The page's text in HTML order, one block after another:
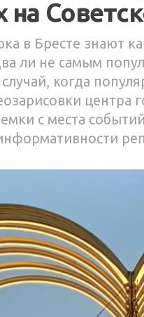
на
в Бресте знают
ли не самым
когда
центра
с места